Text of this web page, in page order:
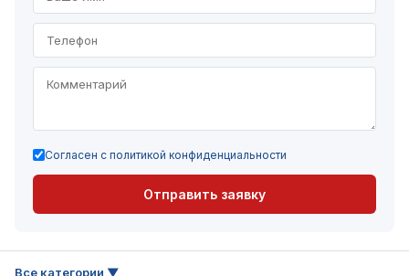
Согласен с политикой конфиденциальности
Отправить заявку